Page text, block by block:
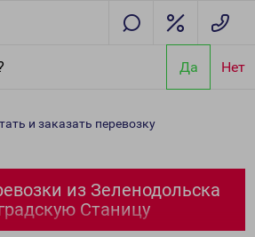
Да Нет
и заказать перевозку
из Зеленодольска
Станицу